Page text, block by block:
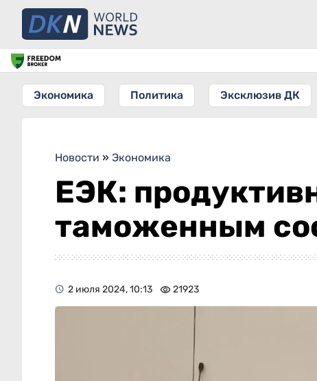
Экономика Политика Эксклюзив ДК
Новости » Экономика
ЕЭК:
таможенным
2 июля 2024, 10:13 21923